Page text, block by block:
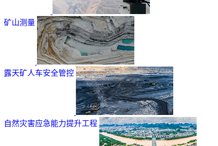
矿山测量
露天矿人车安全管控
自然灾害应急能力提升工程